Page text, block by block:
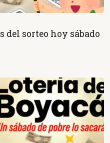
del sorteo hoy sábado